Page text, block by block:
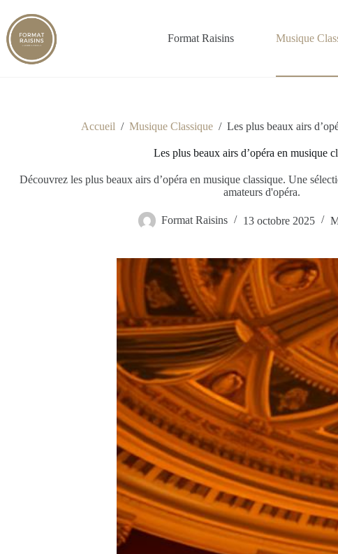
contenu
Format Raisins Musique
Accueil / Musique Classique / Les plus beaux airs
Les plus beaux airs d’opéra en musique
Découvrez les plus beaux airs d’opéra en musique classique. Une
amateurs d'opéra.
Format Raisins 13 octobre 2025